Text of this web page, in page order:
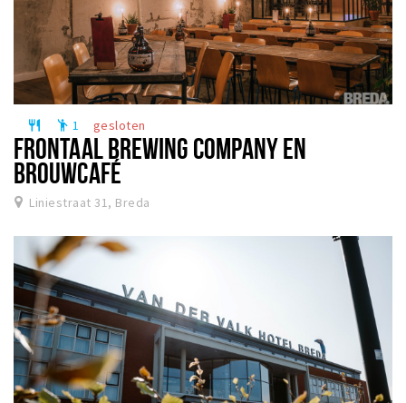
restaurant emoji_people 1 gesloten
FRONTAAL BREWING COMPANY EN
BROUWCAFÉ
Liniestraat 31, Breda